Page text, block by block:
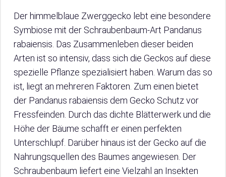
Der himmelblaue Zwerggecko lebt eine besondere
Symbiose mit der Schraubenbaum-Art Pandanus
rabaiensis. Das Zusammenleben dieser beiden
Arten ist so intensiv, dass sich die Geckos auf diese
spezielle Pflanze spezialisiert haben. Warum das so
ist, liegt an mehreren Faktoren. Zum einen bietet
der Pandanus rabaiensis dem Gecko Schutz vor
Fressfeinden. Durch das dichte Blätterwerk und die
Höhe der Bäume schafft er einen perfekten
Unterschlupf. Darüber hinaus ist der Gecko auf die
Nahrungsquellen des Baumes angewiesen. Der
Schraubenbaum liefert eine Vielzahl an Insekten